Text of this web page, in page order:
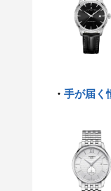
・ 手が届く